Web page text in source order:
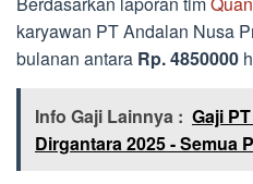
karyawan PT Andalan Nusa
bulanan antara Rp. 4850000
Info Gaji Lainnya : Gaji
Dirgantara 2025 - Semua